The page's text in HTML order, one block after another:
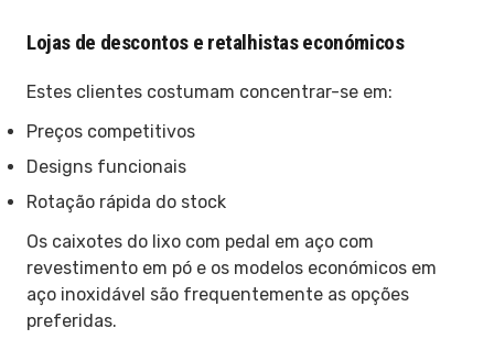
Lojas de descontos e retalhistas económicos
Estes clientes costumam concentrar-se em:
Preços competitivos
Designs funcionais
Rotação rápida do stock
Os caixotes do lixo com pedal em aço com
revestimento em pó e os modelos económicos em
aço inoxidável são frequentemente as opções
preferidas.